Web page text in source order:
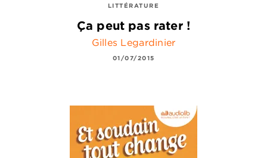
LITTÉRATURE
Ça peut pas rater !
Gilles Legardinier
01/07/2015